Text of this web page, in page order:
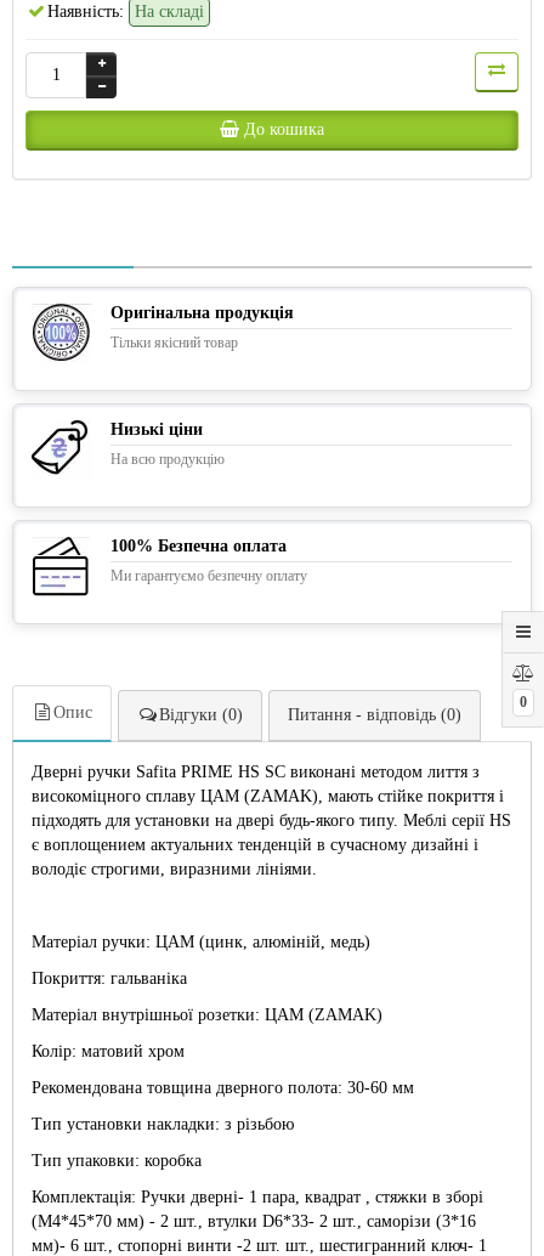
0
Наявність: На складі
До кошика
Оригінальна продукція
Тільки якісний товар
Низькі ціни
На всю продукцію
100% Безпечна оплата
Ми гарантуємо безпечну оплату
Опис Відгуки (0) Питання - відповідь (0)
Дверні ручки Safita PRIME HS SC виконані методом лиття з
високоміцного сплаву ЦАМ (ZAMAK), мають стійке покриття і
підходять для установки на двері будь-якого типу. Меблі серії HS
є воплощением актуальних тенденцій в сучасному дизайні і
володіє строгими, виразними лініями.
Матеріал ручки: ЦАМ (цинк, алюміній, медь)
Покриття: гальваніка
Матеріал внутрішньої розетки: ЦАМ (ZAMAK)
Колір: матовий хром
Рекомендована товщина дверного полота: 30-60 мм
Тип установки накладки: з різьбою
Тип упаковки: коробка
Комплектація: Ручки дверні- 1 пара, квадрат , стяжки в зборі
(М4*45*70 мм) - 2 шт., втулки D6*33- 2 шт., саморізи (3*16
мм)- 6 шт., стопорні винти -2 шт. шт., шестигранний ключ- 1